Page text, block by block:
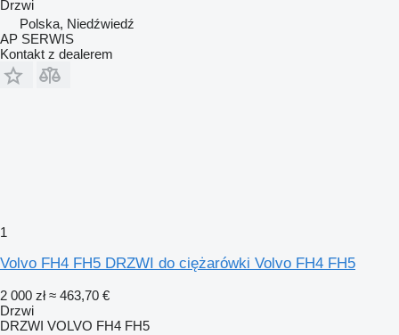
Drzwi
Polska, Niedźwiedź
AP SERWIS
Kontakt z dealerem
1
Volvo FH4 FH5 DRZWI do ciężarówki Volvo FH4 FH5
2 000 zł ≈ 463,70 €
Drzwi
DRZWI VOLVO FH4 FH5